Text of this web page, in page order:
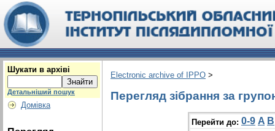
Шукати в архіві
Детальніший пошук
Домівка
Electronic archive of IPPO >
Перегляд зібрання за
Перейти до: 0-9 A B